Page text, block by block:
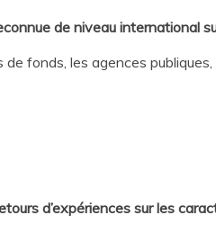
de niveau international
de fonds, les agences
d’expériences sur les